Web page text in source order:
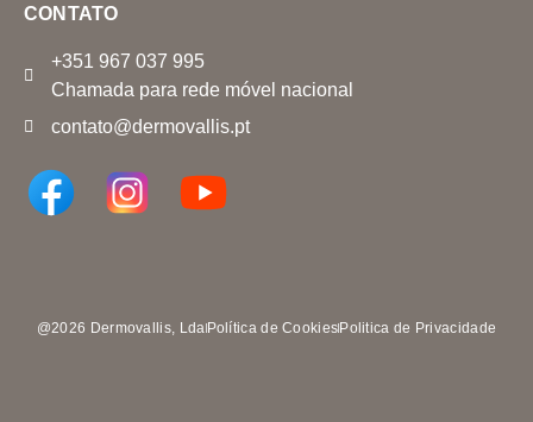
CONTATO
+351 967 037 995
Chamada para rede móvel nacional
contato@dermovallis.pt
@2026 Dermovallis, LdaPolítica de CookiesPolitica de Privacidade